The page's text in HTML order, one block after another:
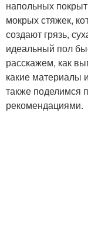
напольных
мокрых стяжек,
создают грязь,
идеальный пол
расскажем, как
какие материалы
также поделимся
рекомендациями.